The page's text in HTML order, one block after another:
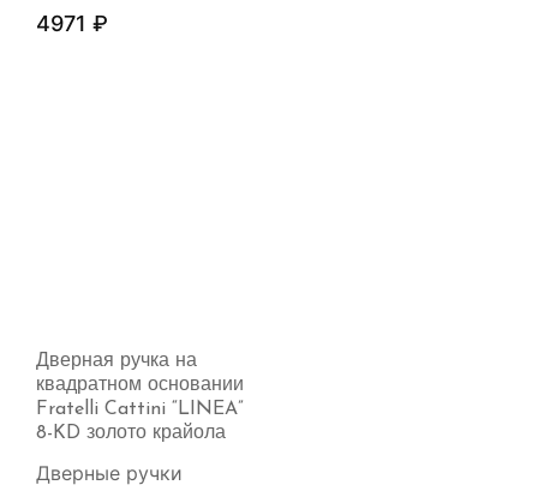
4971 ₽
Дверная ручка на
квадратном основании
Fratelli Cattini “LINEA”
8-KD золото крайола
Дверные ручки